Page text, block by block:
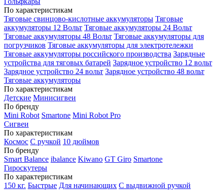
По характеристикам
Тяговые свинцово-кислотные аккумуляторы Тяговые
аккумуляторы 12 Вольт Тяговые аккумуляторы 24 Вольт
Тяговые аккумуляторы 48 Вольт Тяговые аккумуляторы для
погрузчиков Тяговые аккумуляторы для электротележки
Тяговые аккумуляторы российского производства Зарядные
устройства для тяговых батарей Зарядное устройство 12 вольт
Зарядное устройство 24 вольт Зарядное устройство 48 вольт
Тяговые аккумуляторы
По характеристикам
Детские Минисигвеи
По бренду
Mini Robot Smartone Mini Robot Pro
Сигвеи
По характеристикам
Космос С ручкой 10 дюймов
По бренду
Smart Balance ibalance Kiwano GT Giro Smartone
Гироскутеры
По характеристикам
150 кг. Быстрые Для начинающих С выдвижной ручкой